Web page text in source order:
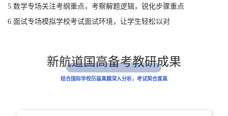
5.数学专场关注考纲重点，考察解题逻辑，锐化步骤重点
6.面试专场模拟学校考试面试环境，让学生轻松以对
新航道国高备考教研成果
结合国际学校历届真题深入分析，考试契合度高